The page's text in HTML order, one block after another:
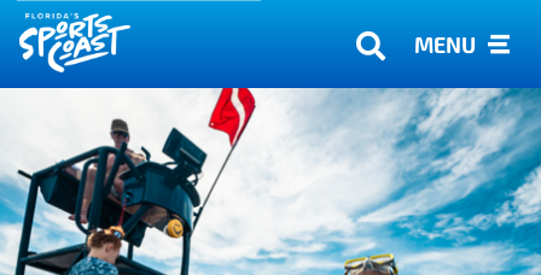
MENU